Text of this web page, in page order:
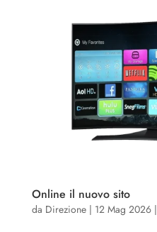
Online il nuovo sito
da Direzione| 12 Mag 2026|